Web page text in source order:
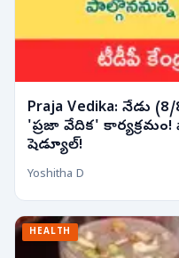
Praja Vedika: నేడు
'ప్రజా వేదిక'
షెడ్యూల్!
Yoshitha D
HEALTH